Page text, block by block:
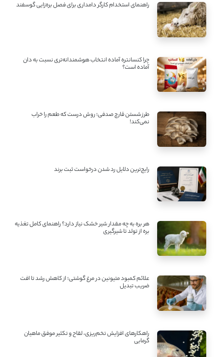
راهنمای استخدام کارگر دامداری برای فصل بره‌زایی گوسفند
چرا کنسانتره آماده انتخاب هوشمندانه‌تری نسبت به دان
آماده است؟
طرز شستن قارچ صدفی؛ روش درست که طعم را خراب
نمی‌کند!
رایج‌ترین دلایل رد شدن درخواست ثبت برند
هر بره به چه مقدار شیر خشک نیاز دارد؟ راهنمای کامل تغذیه
بره از تولد تا شیرگیری
علائم کمبود متیونین در مرغ گوشتی؛ از کاهش رشد تا افت
ضریب تبدیل
راهکارهای افزایش تخم‌ریزی، لقاح و تکثیر موفق ماهیان
گرمابی